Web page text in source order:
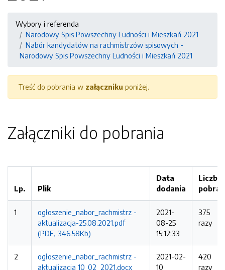
Wybory i referenda
Narodowy Spis Powszechny Ludności i Mieszkań 2021
Nabór kandydatów na rachmistrzów spisowych -
Narodowy Spis Powszechny Ludności i Mieszkań 2021
Treść do pobrania w załączniku poniżej.
Załączniki do pobrania
Lp. Plik
Data
dodania
Liczba
pobrań
1
ogłoszenie_nabor_rachmistrz -
aktualizacja-25.08.2021.pdf
(PDF, 346.58Kb)
2021-
08-25
15:12:33
375
razy
2
ogłoszenie_nabor_rachmistrz -
aktualizacja 10_02_2021.docx
2021-02-
10
420
razy